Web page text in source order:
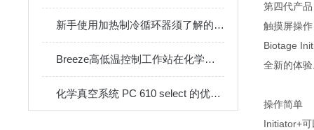
新手使用加热制冷循环器须了解的操作要点
Breeze高低温控制工作站在化学实验中的常见用途
化学真空系统 PC 610 select 的优势性能
第四代产品
触摸屏操
Biotage
全新的体
操作简单
Initiator+